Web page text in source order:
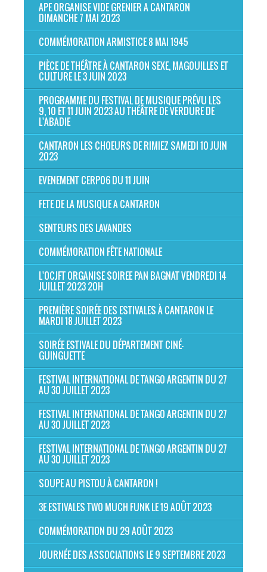
APE ORGANISE VIDE GRENIER A CANTARON
DIMANCHE 7 MAI 2023
COMMÉMORATION ARMISTICE 8 MAI 1945
PIÈCE DE THÉÂTRE À CANTARON SEXE, MAGOUILLES ET
CULTURE LE 3 JUIN 2023
PROGRAMME DU FESTIVAL DE MUSIQUE PRÉVU LES
9, 10 ET 11 JUIN 2023 AU THÉÂTRE DE VERDURE DE
L'ABADIE
CANTARON LES CHOEURS DE RIMIEZ SAMEDI 10 JUIN
2023
EVENEMENT CERP06 DU 11 JUIN
FETE DE LA MUSIQUE A CANTARON
SENTEURS DES LAVANDES
COMMÉMORATION FÊTE NATIONALE
L'OCJFT ORGANISE SOIREE PAN BAGNAT VENDREDI 14
JUILLET 2023 20H
PREMIÈRE SOIRÉE DES ESTIVALES À CANTARON LE
MARDI 18 JUILLET 2023
SOIRÉE ESTIVALE DU DÉPARTEMENT CINÉ-
GUINGUETTE
FESTIVAL INTERNATIONAL DE TANGO ARGENTIN DU 27
AU 30 JUILLET 2023
FESTIVAL INTERNATIONAL DE TANGO ARGENTIN DU 27
AU 30 JUILLET 2023
FESTIVAL INTERNATIONAL DE TANGO ARGENTIN DU 27
AU 30 JUILLET 2023
SOUPE AU PISTOU À CANTARON !
3E ESTIVALES TWO MUCH FUNK LE 19 AOÛT 2023
COMMÉMORATION DU 29 AOÛT 2023
JOURNÉE DES ASSOCIATIONS LE 9 SEPTEMBRE 2023